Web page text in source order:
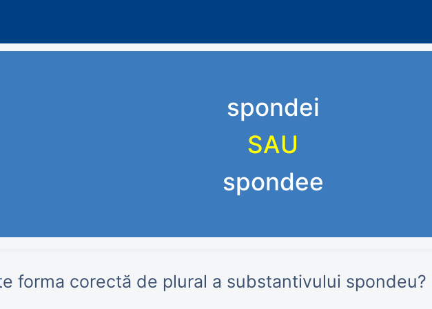
spondei
SAU
spondee
forma corectă de plural a substantivului spondeu?